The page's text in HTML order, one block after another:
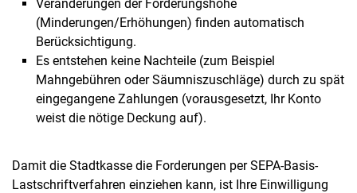
Veränderungen der Forderungshöhe
(Minderungen/Erhöhungen) finden automatisch
Berücksichtigung.
Es entstehen keine Nachteile (zum Beispiel
Mahngebühren oder Säumniszuschläge) durch zu spät
eingegangene Zahlungen (vorausgesetzt, Ihr Konto
weist die nötige Deckung auf).
Damit die Stadtkasse die Forderungen per SEPA-Basis-
Lastschriftverfahren einziehen kann, ist Ihre Einwilligung